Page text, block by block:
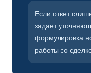
Если ответ
задает
формулировка
работы со